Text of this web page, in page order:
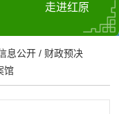
走进红原
息公开 / 财政预决
馆